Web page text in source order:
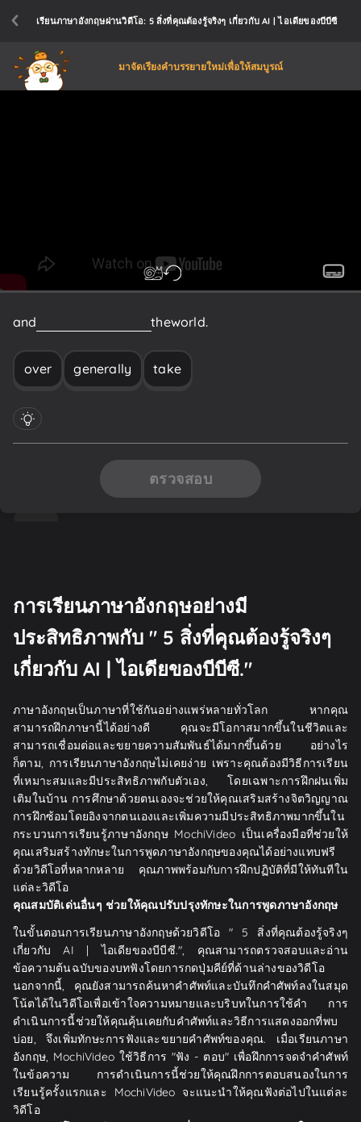
เรียนภาษาอังกฤษผ่านวิดีโอ: 5 สิ่งที่คุณต้องรู้จริงๆ เกี่ยวกับ AI | ไอเดียของบีบีซี
มาจัดเรียงคำบรรยายใหม่เพื่อให้สมบูรณ์
and overtheworld.
over generally take
ตรวจสอบ
การเรียนภาษาอังกฤษอย่างมี
ประสิทธิภาพกับ " 5 สิ่งที่คุณต้องรู้จริงๆ
เกี่ยวกับ AI | ไอเดียของบีบีซี."
ภาษาอังกฤษเป็นภาษาที่ใช้กันอย่างแพร่หลายทั่วโลก หากคุณ
สามารถฝึกภาษานี้ได้อย่างดี คุณจะมีโอกาสมากขึ้นในชีวิตและ
สามารถเชื่อมต่อและขยายความสัมพันธ์ได้มากขึ้นด้วย อย่างไร
ก็ตาม, การเรียนภาษาอังกฤษไม่เคยง่าย เพราะคุณต้องมีวิธีการเรียน
ที่เหมาะสมและมีประสิทธิภาพกับตัวเอง, โดยเฉพาะการฝึกฝนเพิ่ม
เติมในบ้าน การศึกษาด้วยตนเองจะช่วยให้คุณเสริมสร้างจิตวิญญาณ
การฝึกซ้อมโดยอิงจากตนเองและเพิ่มความมีประสิทธิภาพมากขึ้นใน
กระบวนการเรียนรู้ภาษาอังกฤษ MochiVideo เป็นเครื่องมือที่ช่วยให้
คุณเสริมสร้างทักษะในการพูดภาษาอังกฤษของคุณได้อย่างแทบฟรี
ด้วยวิดีโอที่หลากหลาย คุณภาพพร้อมกับการฝึกปฏิบัติที่มีให้ทันทีใน
แต่ละวิดีโอ
คุณสมบัติเด่นอื่นๆ ช่วยให้คุณปรับปรุงทักษะในการพูดภาษาอังกฤษ
ในขั้นตอนการเรียนภาษาอังกฤษด้วยวิดีโอ " 5 สิ่งที่คุณต้องรู้จริงๆ
เกี่ยวกับ AI | ไอเดียของบีบีซี.", คุณสามารถตรวจสอบและอ่าน
ข้อความต้นฉบับของบทฟังโดยการกดปุ่มคีย์ที่ด้านล่างของวิดีโอ
นอกจากนี้, คุณยังสามารถค้นหาคำศัพท์และบันทึกคำศัพท์ลงในสมุด
โน้ตได้ในวิดีโอเพื่อเข้าใจความหมายและบริบทในการใช้คำ การ
ดำเนินการนี้ช่วยให้คุณคุ้นเคยกับคำศัพท์และวิธีการแสดงออกที่พบ
บ่อย, จึงเพิ่มทักษะการฟังและขยายคำศัพท์ของคุณ. เมื่อเรียนภาษา
อังกฤษ, MochiVideo ใช้วิธีการ "ฟัง - ตอบ" เพื่อฝึกการจดจำคำศัพท์
ในข้อความ การดำเนินการนี้ช่วยให้คุณฝึกการตอบสนองในการ
เรียนรู้ครั้งแรกและ MochiVideo จะแนะนำให้คุณฟังต่อไปในแต่ละ
วิดีโอ